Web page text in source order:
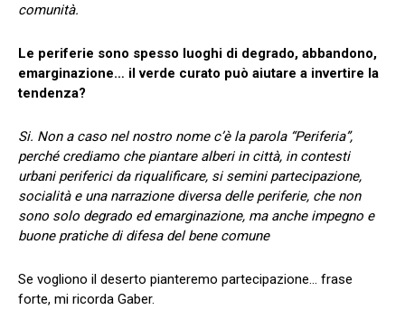
comunità.
Le periferie sono spesso luoghi di degrado, abbandono,
emarginazione… il verde curato può aiutare a invertire la
tendenza?
Si. Non a caso nel nostro nome c’è la parola “Periferia”,
perché crediamo che piantare alberi in città, in contesti
urbani periferici da riqualificare, si semini partecipazione,
socialità e una narrazione diversa delle periferie, che non
sono solo degrado ed emarginazione, ma anche impegno e
buone pratiche di difesa del bene comune
Se vogliono il deserto pianteremo partecipazione… frase
forte, mi ricorda Gaber.